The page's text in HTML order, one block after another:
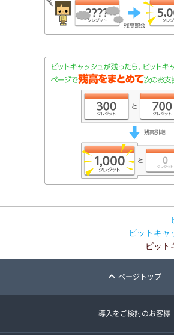
ビットキャ
ビット
ページトップ
導入をご検討のお客様